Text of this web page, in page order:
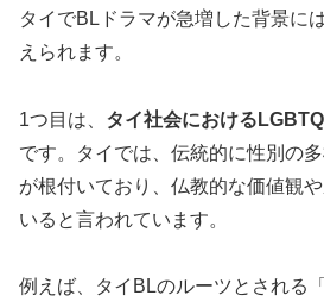
タイでBLドラマが急増した背景に
えられます。
1つ目は、 タイ社会における
です。タイでは、伝統的に性別の
が根付いており、仏教的な価値観
いると言われています。
例えば、タイBLのルーツとされる